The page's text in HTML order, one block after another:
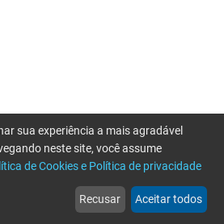
web
Notícias
more_horiz
Mais
sua experiência a mais agradável
neste site, você assume
de Cookies e Política de privacidade
Recusar Aceitar todos
por favor tente novamente